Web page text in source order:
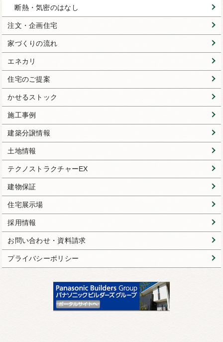
断熱・気密のはなし
注文・企画住宅
家づくりの流れ
エネカリ
住宅のご提案
かせるストック
施工事例
建築分譲情報
土地情報
テクノストラクチャーEX
建物保証
住宅展示場
採用情報
お問い合わせ・資料請求
プライバシーポリシー